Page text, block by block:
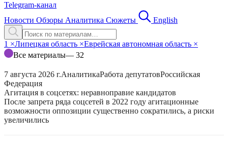
Telegram-канал
Новости Обзоры Аналитика Сюжеты English
1 ×Липецкая область ×Еврейская автономная область ×
Все материалы— 32
7 августа 2026 г.АналитикаРабота депутатовРоссийская
Федерация
Агитация в соцсетях: неравноправие кандидатов
После запрета ряда соцсетей в 2022 году агитационные
возможности оппозиции существенно сократились, а риски
увеличились